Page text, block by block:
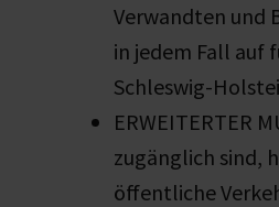
Verwandten und
in jedem Fall auf
Schleswig-
ERWEITERTER
zugänglich sind,
öffentliche